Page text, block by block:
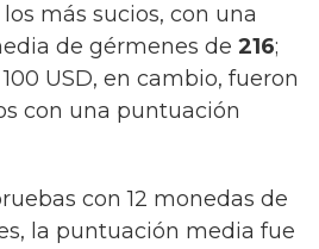
más sucios, con una
de gérmenes de 216;
USD, en cambio, fueron
con una puntuación
con 12 monedas de
la puntuación media fue